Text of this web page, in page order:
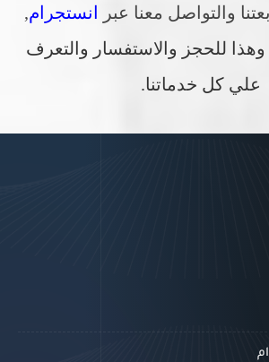
والتواصل معنا عبر
انستجرام,
وهذا للحجز والاستفسار والتعرف
علي كل خدماتنا.